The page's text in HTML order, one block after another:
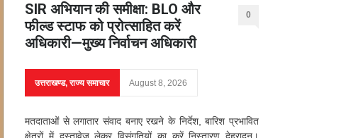
SIR अभियान की समीक्षा: BLO और
फील्ड स्टाफ को प्रोत्साहित करें
अधिकारी—मुख्य निर्वाचन अधिकारी
0
उत्तराखण्ड,राज्य समाचार August 8, 2026
मतदाताओं से लगातार संवाद बनाए रखने के निर्देश, बारिश प्रभावित